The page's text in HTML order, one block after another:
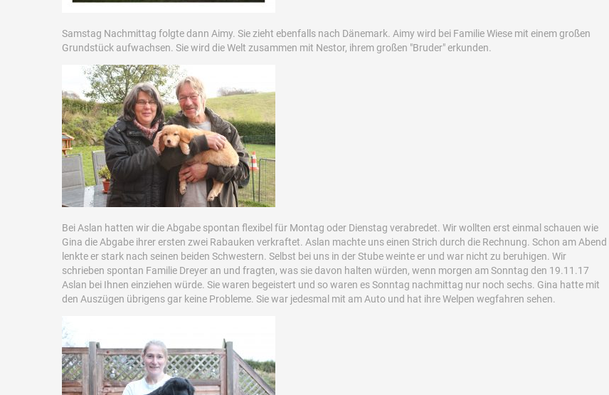
Samstag Nachmittag folgte dann Aimy. Sie zieht ebenfalls nach Dänemark. Aimy wird bei Familie Wiese mit einem großen
Grundstück aufwachsen. Sie wird die Welt zusammen mit Nestor, ihrem großen "Bruder" erkunden.
Bei Aslan hatten wir die Abgabe spontan flexibel für Montag oder Dienstag verabredet. Wir wollten erst einmal schauen wie
Gina die Abgabe ihrer ersten zwei Rabauken verkraftet. Aslan machte uns einen Strich durch die Rechnung. Schon am Abend
lenkte er stark nach seinen beiden Schwestern. Selbst bei uns in der Stube weinte er und war nicht zu beruhigen. Wir
schrieben spontan Familie Dreyer an und fragten, was sie davon halten würden, wenn morgen am Sonntag den 19.11.17
Aslan bei Ihnen einziehen würde. Sie waren begeistert und so waren es Sonntag nachmittag nur noch sechs. Gina hatte mit
den Auszügen übrigens gar keine Probleme. Sie war jedesmal mit am Auto und hat ihre Welpen wegfahren sehen.